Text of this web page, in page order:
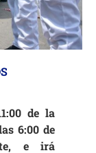
de la
6:00 de
e irá